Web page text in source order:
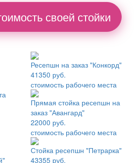
своей стойки
Ресепшн на заказ "Конкорд"
41350 руб.
стоимость рабочего места
Прямая стойка ресепшн на
заказ "Авангард"
22000 руб.
стоимость рабочего места
Стойка ресепшн "Петрарка"
43355 руб.